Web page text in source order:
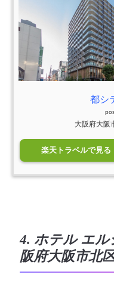
都シ
大阪府大阪
楽天トラベルで見る
4. ホテル エル
阪府大阪市北